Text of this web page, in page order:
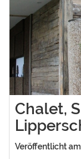
Chalet,
Veröffentlicht